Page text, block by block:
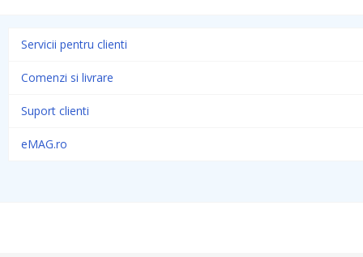
Servicii pentru clienti
Comenzi si livrare
Suport clienti
eMAG.ro